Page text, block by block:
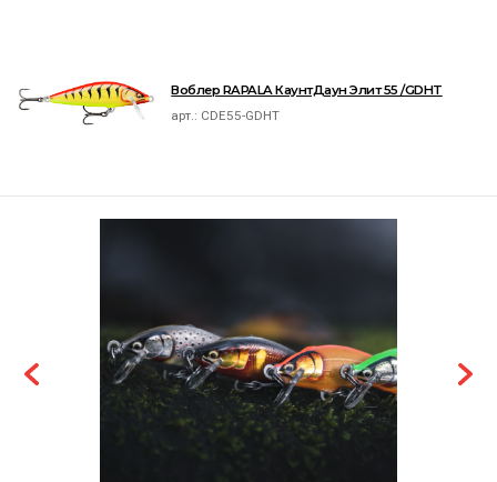
Воблер RAPALA КаунтДаун Элит 55 /GDHT
арт.: CDE55-GDHT